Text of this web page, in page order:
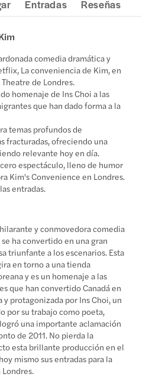
Entradas Reseñas
comedia dramática y
La conveniencia de Kim, en
de Londres.
homenaje de Ins Choi a las
que han dado forma a la
temas profundos de
fracturadas, ofreciendo una
relevante hoy en día.
espectáculo, lleno de humor
Kim's Convenience en Londres.
entradas.
y conmovedora comedia
ha convertido en una gran
triunfante a los escenarios. Esta
en torno a una tienda
y es un homenaje a las
que han convertido Canadá en
y protagonizada por Ins Choi, un
por su trabajo como poeta,
una importante aclamación
de 2011. No pierda la
esta brillante producción en el
mismo sus entradas para la